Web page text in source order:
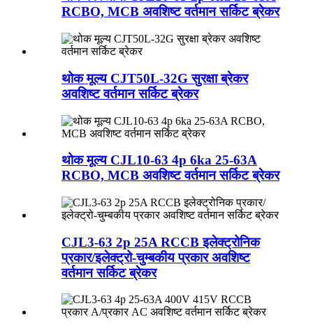
RCBO, MCB अवशिष्ट वर्तमान सर्किट ब्रेकर
थोक मूल्य CJT50L-32G सुरक्षा ब्रेकर
अवशिष्ट वर्तमान सर्किट ब्रेकर
थोक मूल्य CJL10-63 4p 6ka 25-63A
RCBO, MCB अवशिष्ट वर्तमान सर्किट ब्रेकर
CJL3-63 2p 25A RCCB इलेक्ट्रोनिक
प्रकार/इलेक्ट्रो-चुम्बकीय प्रकार अवशिष्ट
वर्तमान सर्किट ब्रेकर